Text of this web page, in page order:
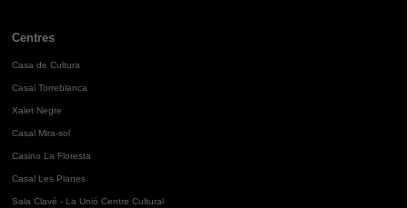
Centres
Casa de Cultura
Casal Torreblanca
Xalet Negre
Casal Mira-sol
Casino La Floresta
Casal Les Planes
Sala Clavé - La Unió Centre Cultural